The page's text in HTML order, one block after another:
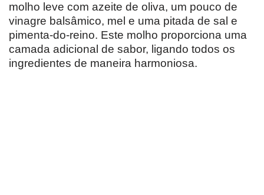
molho leve com azeite de oliva, um pouco de
vinagre balsâmico, mel e uma pitada de sal e
pimenta-do-reino. Este molho proporciona uma
camada adicional de sabor, ligando todos os
ingredientes de maneira harmoniosa.